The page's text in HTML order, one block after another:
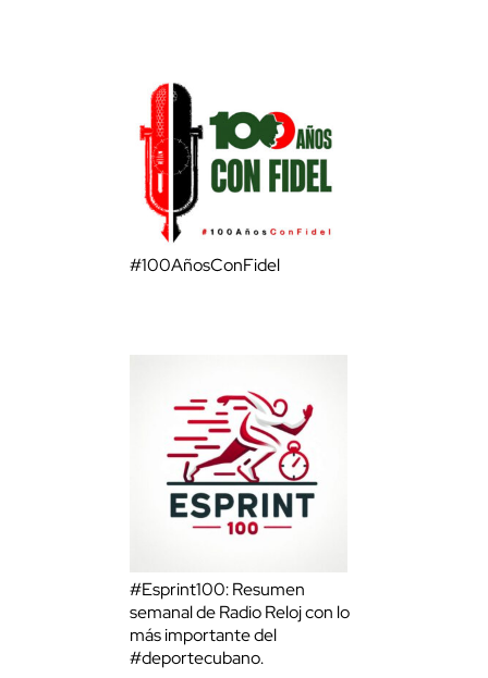
#100AñosConFidel
#Esprint100: Resumen
semanal de Radio Reloj con lo
más importante del
#deportecubano.